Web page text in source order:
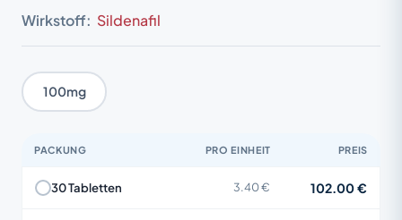
Wirkstoff: Sildenafil
100mg
PACKUNG PRO EINHEIT PREIS
30 Tabletten 3.40 € 102.00 €